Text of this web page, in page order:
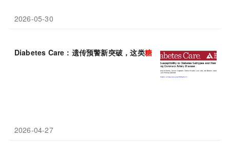
2026-05-30
Diabetes Care：遗传预警新突破，这类糖尿病最易诱发冠心病
2026-04-27